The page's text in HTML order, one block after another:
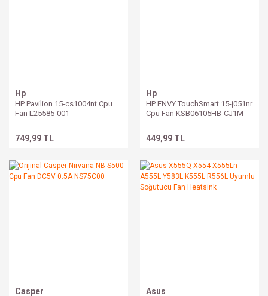
Hp
HP Pavilion 15-cs1004nt Cpu
Fan L25585-001
749,99 TL
Hp
HP ENVY TouchSmart 15-j051nr
Cpu Fan KSB06105HB-CJ1M
449,99 TL
Casper Asus